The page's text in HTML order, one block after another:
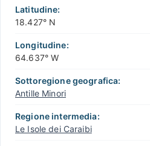
−
Latitudine:
18.427° N
Longitudine:
64.637° W
Sottoregione geografica:
Antille Minori
Regione intermedia:
Le Isole dei Caraibi